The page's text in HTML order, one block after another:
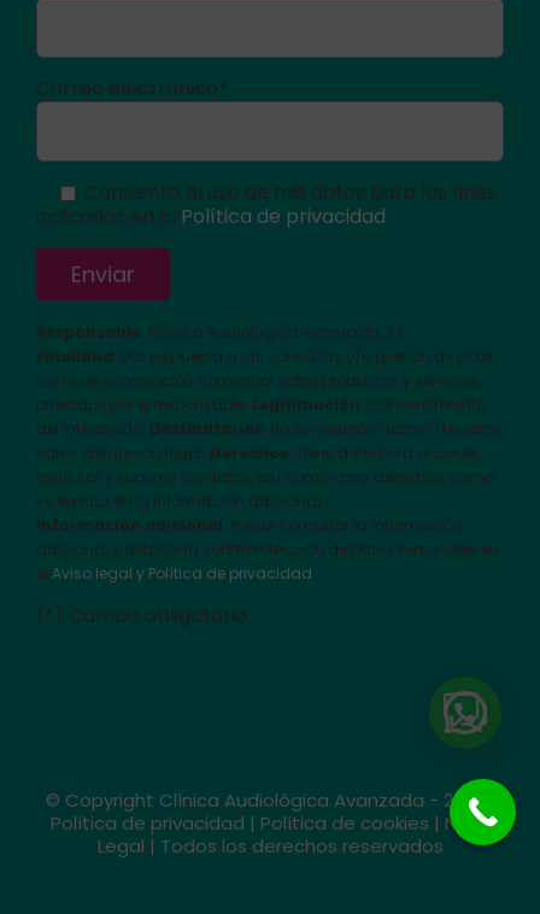
Correo electrónico*
Consiento el uso de mis datos para los fines
indicados en la Política de privacidad
Responsable : Clínica Audiologica Avanzada, S.L.
Finalidad : Dar respuesta a las consultas y/o gestión de citas.
Envío de información comercial sobre productos y servicios
ofrecidos por el responsable. Legitimación : Consentimiento
del interesado. Destinatarios : No se cederán datos a terceros,
salvo obligación legal. Derechos : Tiene derecho a acceder,
rectificar y suprimir los datos, así como otros derechos, como
se explica en la información adicional
Información adicional : Puede consultar la información
adicional y detallada sobre Protección de Datos Personales en
el Aviso legal y Política de privacidad
(*) Campo obligatorio
© Copyright Clínica Audiológica Avanzada - 2026 |
Política de privacidad | Política de cookies | Nota
Legal | Todos los derechos reservados